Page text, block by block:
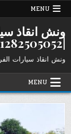
Skip
MENU
ونش انقاذ
|01282505052
ونش انقاذ سيارات الفرسان
MENU